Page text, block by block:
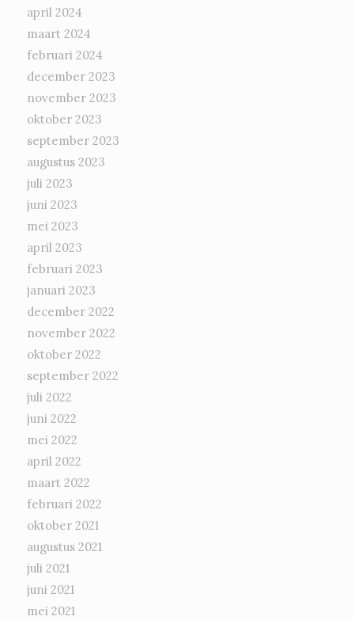
april 2024
maart 2024
februari 2024
december 2023
november 2023
oktober 2023
september 2023
augustus 2023
juli 2023
juni 2023
mei 2023
april 2023
februari 2023
januari 2023
december 2022
november 2022
oktober 2022
september 2022
juli 2022
juni 2022
mei 2022
april 2022
maart 2022
februari 2022
oktober 2021
augustus 2021
juli 2021
juni 2021
mei 2021